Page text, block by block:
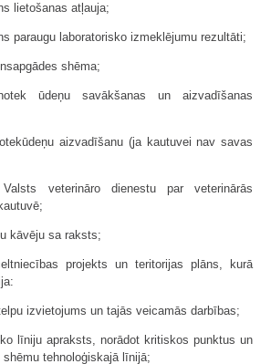
lietošanas atļauja;
paraugu laboratorisko izmeklējumu rezultāti;
shēma;
ūdeņu savākšanas un aizvadīšanas
aizvadīšanu (ja kautuvei nav savas
veterināro dienestu par veterinārās
kāvēju sa raksts;
projekts un teritorijas plāns, kurā
izvietojums un tajās veicamās darbības;
līniju apraksts, norādot kritiskos punktus un
tehnoloģiskajā līnijā;